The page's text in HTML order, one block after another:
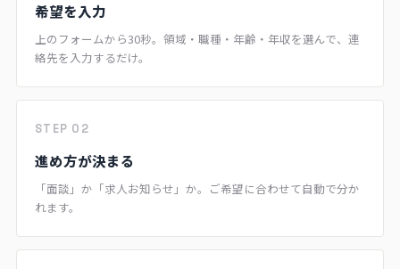
希望を入力
上のフォームから30秒。領域・職種・年齢・年収を選んで、連
絡先を入力するだけ。
STEP 02
進め方が決まる
「面談」か「求人お知らせ」か。ご希望に合わせて自動で分か
れます。